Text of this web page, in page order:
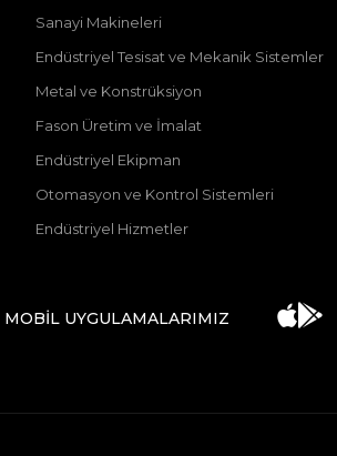
Sanayi Makineleri
Endüstriyel Tesisat ve Mekanik Sistemler
Metal ve Konstrüksiyon
Fason Üretim ve İmalat
Endüstriyel Ekipman
Otomasyon ve Kontrol Sistemleri
Endüstriyel Hizmetler
MOBİL UYGULAMALARIMIZ